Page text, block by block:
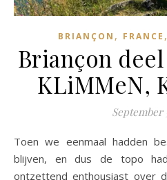
BRIANÇON , FRANCE ,
Briançon
KLiMMeN,
September
Toen we eenmaal hadden besloten om in Briançon te
blijven, en dus de topo
ontzettend enthousiast over